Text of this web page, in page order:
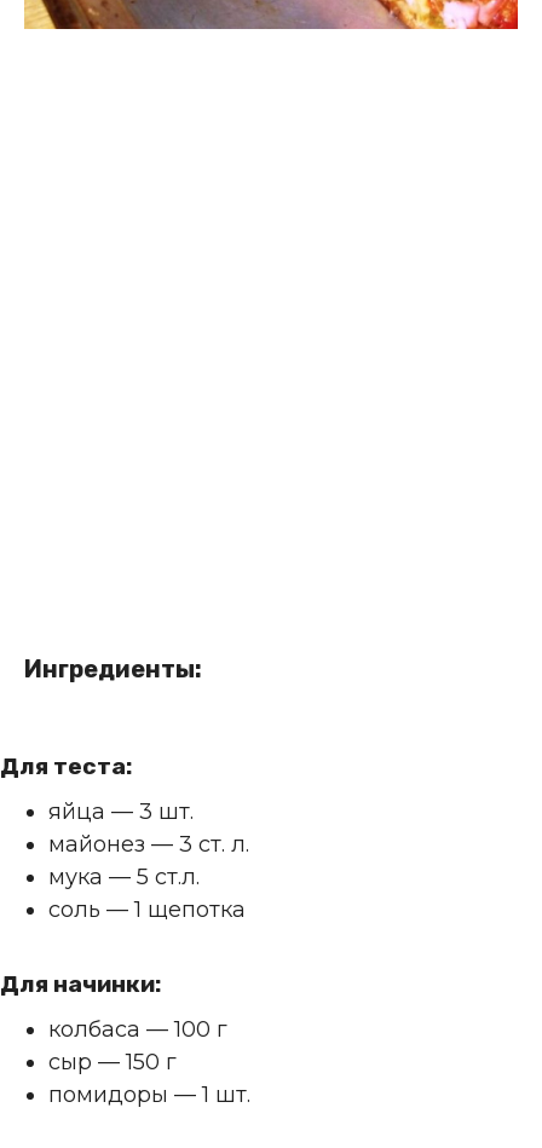
Ингредиенты:
Для теста:
яйца — 3 шт.
майонез — 3 ст. л.
мука — 5 ст.л.
соль — 1 щепотка
Для начинки:
колбаса — 100 г
сыр — 150 г
помидоры — 1 шт.